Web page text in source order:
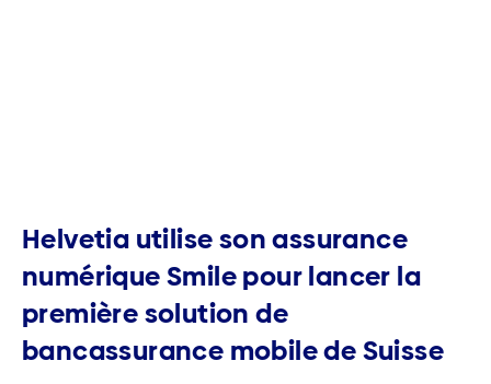
Helvetia utilise son assurance
numérique Smile pour lancer la
première solution de
bancassurance mobile de Suisse